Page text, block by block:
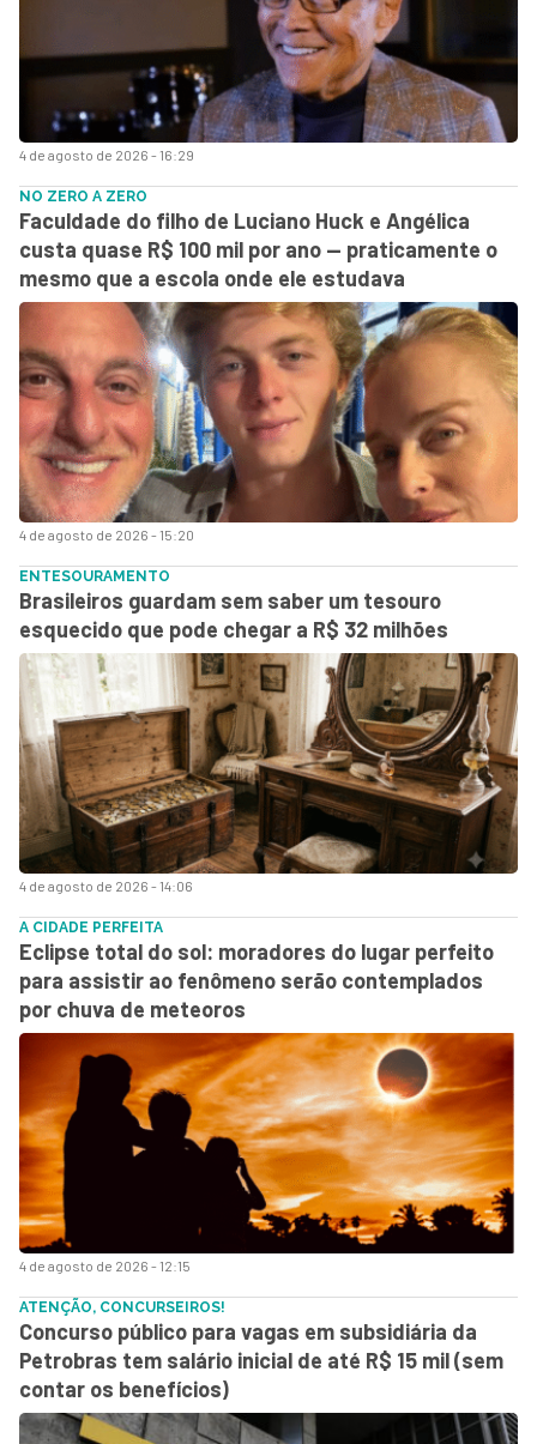
4 de agosto de 2026 - 16:29
4 de agosto de 2026 - 15:20
NO ZERO A ZERO
Faculdade do filho de Luciano Huck e Angélica
custa quase R$ 100 mil por ano — praticamente o
mesmo que a escola onde ele estudava
4 de agosto de 2026 - 14:06
ENTESOURAMENTO
Brasileiros guardam sem saber um tesouro
esquecido que pode chegar a R$ 32 milhões
4 de agosto de 2026 - 12:15
A CIDADE PERFEITA
Eclipse total do sol: moradores do lugar perfeito
para assistir ao fenômeno serão contemplados
por chuva de meteoros
ATENÇÃO, CONCURSEIROS!
Concurso público para vagas em subsidiária da
Petrobras tem salário inicial de até R$ 15 mil (sem
contar os benefícios)